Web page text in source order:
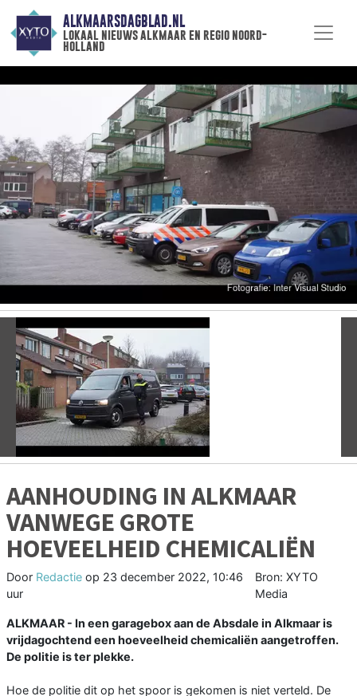
ALKMAARSDAGBLAD.NL
lokaal nieuws alkmaar en regio noord-
holland
Vorige
AANHOUDING IN ALKMAAR
VANWEGE GROTE
HOEVEELHEID CHEMICALIËN
Door Redactie op 23 december 2022, 10:46
uur
Bron: XYTO
Media
ALKMAAR - In een garagebox aan de Absdale in Alkmaar is
vrijdagochtend een hoeveelheid chemicaliën aangetroffen.
De politie is ter plekke.
Hoe de politie dit op het spoor is gekomen is niet verteld. De